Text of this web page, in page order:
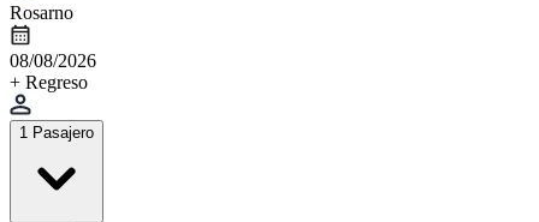
Rosarno
08/08/2026
+ Regreso
1 Pasajero